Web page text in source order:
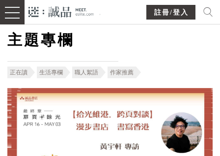
註冊/登入
主題專欄
正在讀 生活專欄 職人絮語 作家推薦